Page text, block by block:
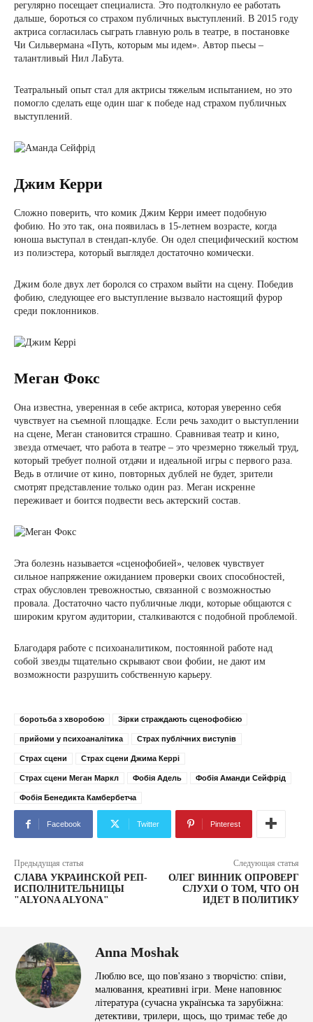
регулярно посещает специалиста. Это подтолкнуло ее работать
дальше, бороться со страхом публичных выступлений. В 2015 году
актриса согласилась сыграть главную роль в театре, в постановке
Чи Сильвермана «Путь, которым мы идем». Автор пьесы –
талантливый Нил ЛаБута.
Театральный опыт стал для актрисы тяжелым испытанием, но это
помогло сделать еще один шаг к победе над страхом публичных
выступлений.
Джим Керри
Сложно поверить, что комик Джим Керри имеет подобную
фобию. Но это так, она появилась в 15-летнем возрасте, когда
юноша выступал в стендап-клубе. Он одел специфический костюм
из полиэстера, который выглядел достаточно комически.
Джим боле двух лет боролся со страхом выйти на сцену. Победив
фобию, следующее его выступление вызвало настоящий фурор
среди поклонников.
Меган Фокс
Она известна, уверенная в себе актриса, которая уверенно себя
чувствует на съемной площадке. Если речь заходит о выступлении
на сцене, Меган становится страшно. Сравнивая театр и кино,
звезда отмечает, что работа в театре – это чрезмерно тяжелый труд,
который требует полной отдачи и идеальной игры с первого раза.
Ведь в отличие от кино, повторных дублей не будет, зрители
смотрят представление только один раз. Меган искренне
переживает и боится подвести весь актерский состав.
Эта болезнь называется «сценофобией», человек чувствует
сильное напряжение ожиданием проверки своих способностей,
страх обусловлен тревожностью, связанной с возможностью
провала. Достаточно часто публичные люди, которые общаются с
широким кругом аудитории, сталкиваются с подобной проблемой.
Благодаря работе с психоаналитиком, постоянной работе над
собой звезды тщательно скрывают свои фобии, не дают им
возможности разрушить собственную карьеру.
боротьба з хворобою Зірки страждають сценофобією
прийоми у психоаналітика Страх публічних виступів
Страх сцени Страх сцени Джима Керрі
Страх сцени Меган Маркл Фобія Адель Фобія Аманди Сейфрід
Фобія Бенедикта Камбербетча
Facebook Twitter Pinterest
Предыдущая статья
СЛАВА УКРАИНСКОЙ РЕП-
ИСПОЛНИТЕЛЬНИЦЫ
"АLYONA ALYONA"
Следующая статья
ОЛЕГ ВИННИК ОПРОВЕРГ
СЛУХИ О ТОМ, ЧТО ОН
ИДЕТ В ПОЛИТИКУ
Anna Moshak
Люблю все, що пов'язано з творчістю: співи,
малювання, креативні ігри. Мене наповнює
література (сучасна українська та зарубіжна:
детективи, трилери, щось, що тримає тебе до